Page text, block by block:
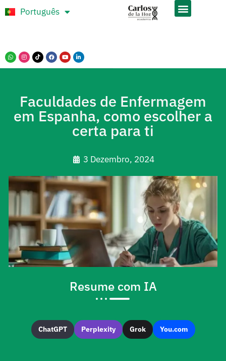
Português
Español
Faculdades de Enfermagem
em Espanha, como escolher a
certa para ti
3 Dezembro, 2024
Resume com IA
ChatGPT Perplexity Grok You.com